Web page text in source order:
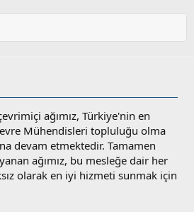
ağımız, Türkiye'nin en
Mühendisleri topluluğu olma
devam etmektedir. Tamamen
ağımız, bu mesleğe dair her
olarak en iyi hizmeti sunmak için